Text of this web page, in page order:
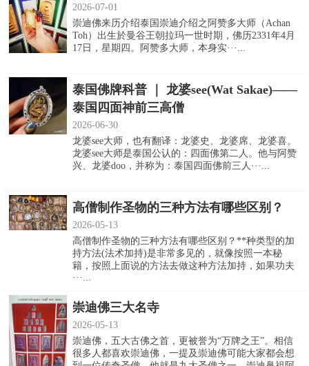
2026-07-01
崇迪佛来历介绍泰国崇迪介绍之阿赞多大师（Achan
Toh）出生於曼谷王朝拉玛一世时期，佛历2331年4月
17日，星期四。阿赞多大师，本身实···...
泰国佛牌科普 ｜ 龙婆see(Wat Sakae)——
泰国四面神前三高僧
2026-06-30
龙婆see大师，也有翻译：龙婆史、龙婆席、龙婆喜。
龙婆see大师是泰国公认的：四面佛第二人。他与阿赞
兴、龙婆doo，并称为：泰国四面佛前三人···...
高僧制作圣物的三种方法有哪些区别？
2026-05-13
高僧制作圣物的三种方法有哪些区别？**种类型的加
持方法(法术加持)是非常多见的，就像按照一本秘
籍，按照上面说的方法去做这种方法加持，如果功夫
···...
崇迪佛三大名寺
2026-05-13
崇迪佛，五大古佛之首，更被誉为“万牌之王”。相信
很多人都喜欢崇迪佛，一提及崇迪佛可能大家都会想